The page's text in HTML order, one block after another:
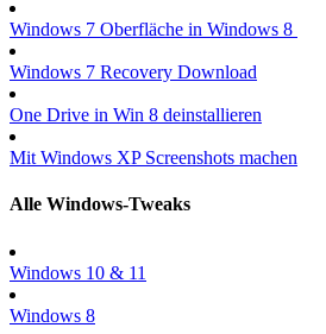
Windows 7 Oberfläche in Windows 8
Windows 7 Recovery Download
One Drive in Win 8 deinstallieren
Mit Windows XP Screenshots machen
Alle Windows-Tweaks
Windows 10 & 11
Windows 8